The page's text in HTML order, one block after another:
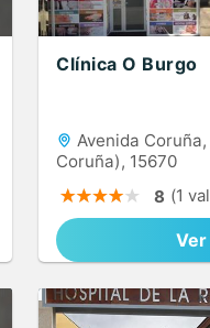
Clínica O Burgo
Avenida
Coruña), 15670
8 (1